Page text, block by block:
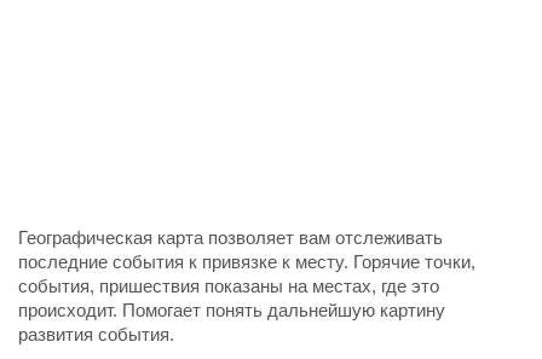
Географическая карта позволяет вам отслеживать
последние события к привязке к месту. Горячие точки,
события, пришествия показаны на местах, где это
происходит. Помогает понять дальнейшую картину
развития события.